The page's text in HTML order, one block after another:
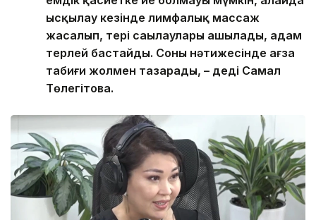
ысқылау кезінде лимфалық массаж
жасалып, тері саңылаулары ашылады, адам
терлей бастайды. Соның нәтижесінде ағза
табиғи жолмен тазарады, – деді Самал
Төлеңгітова.